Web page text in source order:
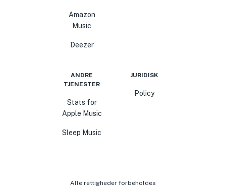
Amazon
Music
Deezer
ANDRE
TJENESTER
Stats for
Apple Music
Sleep Music
JURIDISK
Policy
Alle rettigheder forbeholdes